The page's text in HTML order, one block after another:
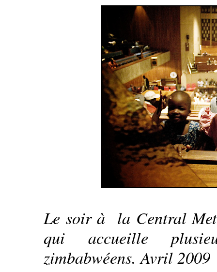
Le soir à la Central
qui accueille
zimbabwéens. Avril 2009